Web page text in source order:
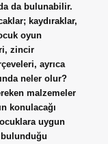
da bulunabilir.
kaydıraklar,
oyun
zincir
ayrıca
neler olur?
malzemeler
konulacağı
uygun
bulunduğu